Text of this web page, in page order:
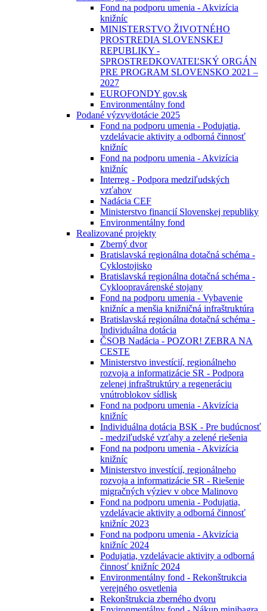
Fond na podporu umenia - Akvizícia
knižníc
MINISTERSTVO ŽIVOTNÉHO
PROSTREDIA SLOVENSKEJ
REPUBLIKY -
SPROSTREDKOVATEĽSKÝ ORGÁN
PRE PROGRAM SLOVENSKO 2021 –
2027
EUROFONDY gov.sk
Environmentálny fond
Podané výzvy⁄dotácie 2025
Fond na podporu umenia - Podujatia,
vzdelávacie aktivity a odborná činnosť
knižníc
Fond na podporu umenia - Akvizícia
knižníc
Interreg - Podpora medziľudských
vzťahov
Nadácia CEF
Ministerstvo financií Slovenskej republiky
Environmentálny fond
Realizované projekty
Zberný dvor
Bratislavská regionálna dotačná schéma -
Cyklostojisko
Bratislavská regionálna dotačná schéma -
Cykloopravárenské stojany
Fond na podporu umenia - Vybavenie
knižníc a menšia knižničná infraštruktúra
Bratislavská regionálna dotačná schéma -
Individuálna dotácia
ČSOB Nadácia - POZOR! ZEBRA NA
CESTE
Ministerstvo investícií, regionálneho
rozvoja a informatizácie SR - Podpora
zelenej infraštruktúry a regeneráciu
vnútroblokov sídlisk
Fond na podporu umenia - Akvizícia
knižníc
Individuálna dotácia BSK - Pre budúcnosť
- medziľudské vzťahy a zelené riešenia
Fond na podporu umenia - Akvizícia
knižníc
Ministerstvo investícií, regionálneho
rozvoja a informatizácie SR - Riešenie
migračných výziev v obce Malinovo
Fond na podporu umenia - Podujatia,
vzdelávacie aktivity a odborná činnosť
knižníc 2023
Fond na podporu umenia - Akvizícia
knižníc 2024
Podujatia, vzdelávacie aktivity a odborná
činnosť knižníc 2024
Environmentálny fond - Rekonštrukcia
verejného osvetlenia
Rekonštrukcia zberného dvoru